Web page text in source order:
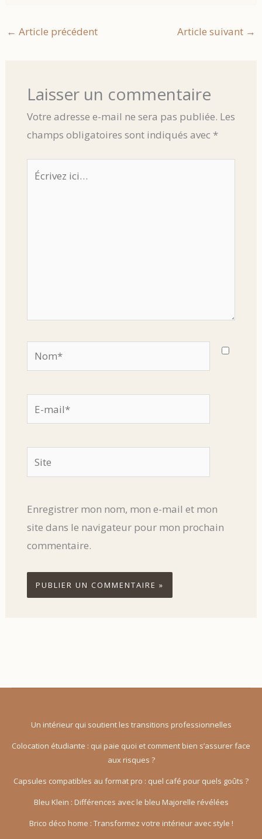
← Article précédent Article suivant →
Laisser un commentaire
Votre adresse e-mail ne sera pas publiée. Les
champs obligatoires sont indiqués avec *
Écrivez
Nom*
E-
mail*
Site
Enregistrer mon nom, mon e-mail et mon
site dans le navigateur pour mon prochain
commentaire.
Un intérieur qui soutient les transitions professionnelles
Colocation étudiante : qui paie quoi et comment bien s’assurer face
aux risques ?
Capsules compatibles au format pro : quel café pour quels goûts ?
Bleu Klein : Différences avec le bleu Majorelle révélées
Brico déco home : Transformez votre intérieur avec style !